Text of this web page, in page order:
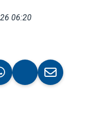
06:20